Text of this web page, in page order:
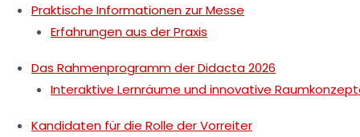
Praktische Informationen zur Messe
Erfahrungen aus der Praxis
Das Rahmenprogramm der Didacta 2026
Interaktive Lernräume und innovative
Kandidaten für die Rolle der Vorreiter